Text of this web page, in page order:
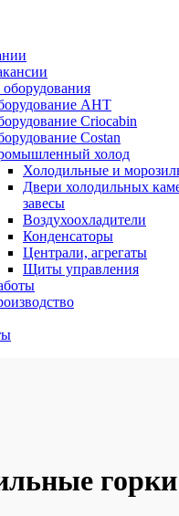
оборудования
AHT
Criocabin
Costan
холод
Холодильные и
Двери холодильных
завесы
Воздухоохладители
Конденсаторы
Централи, агрегаты
Щиты управления